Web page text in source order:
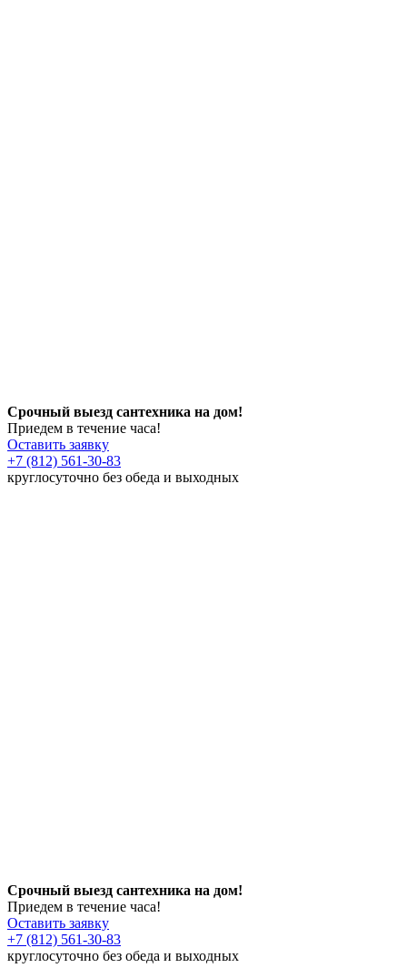
Срочный выезд сантехника на дом!
Приедем в течение часа!
Оставить заявку
+7 (812) 561-30-83
круглосуточно без обеда и выходных
Срочный выезд сантехника на дом!
Приедем в течение часа!
Оставить заявку
+7 (812) 561-30-83
круглосуточно без обеда и выходных